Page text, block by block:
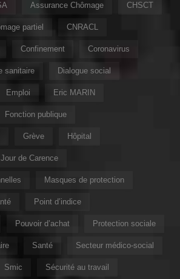
Assurance Chômage CHSCT
partiel CNRACL
Confinement Coronavirus
sanitaire Dialogue social
Emploi Eric MARIN
Fonction publique
Grève Hôpital
Jour de Carence
Masques de protection
Point d’indice
Pouvoir d’achat Protection sociale
Santé Secteur médico-social
Smic Sécurité au travail